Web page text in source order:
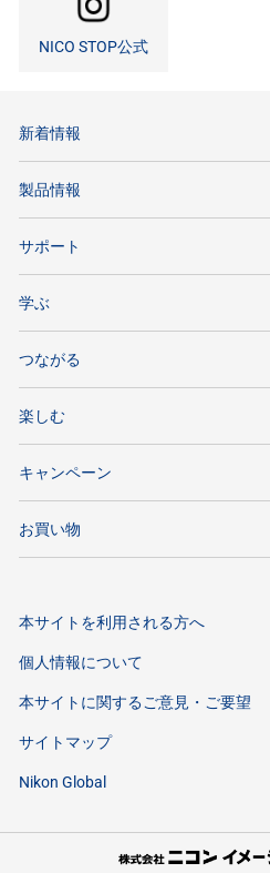
NICO STOP公式
新着情報
製品情報
サポート
学ぶ
つながる
楽しむ
キャンペーン
お買い物
本サイトを利用される方へ
個人情報について
本サイトに関するご意見・ご要望
サイトマップ
Nikon Global